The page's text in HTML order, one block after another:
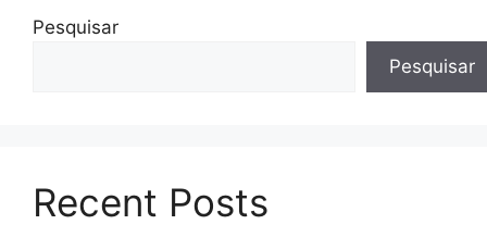
Pesquisar
Pesquisar
Recent Posts